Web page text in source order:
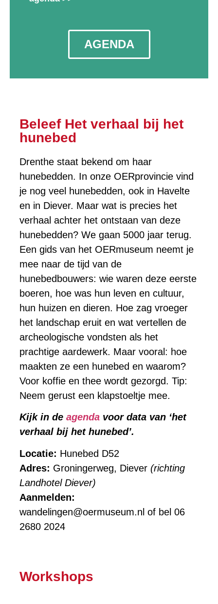
AGENDA
Beleef Het verhaal bij het
hunebed
Drenthe staat bekend om haar
hunebedden. In onze OERprovincie vind
je nog veel hunebedden, ook in Havelte
en in Diever. Maar wat is precies het
verhaal achter het ontstaan van deze
hunebedden? We gaan 5000 jaar terug.
Een gids van het OERmuseum neemt je
mee naar de tijd van de
hunebedbouwers: wie waren deze eerste
boeren, hoe was hun leven en cultuur,
hun huizen en dieren. Hoe zag vroeger
het landschap eruit en wat vertellen de
archeologische vondsten als het
prachtige aardewerk. Maar vooral: hoe
maakten ze een hunebed en waarom?
Voor koffie en thee wordt gezorgd. Tip:
Neem gerust een klapstoeltje mee.
Kijk in de agenda voor data van ‘het
verhaal bij het hunebed’.
Locatie: Hunebed D52
Adres: Groningerweg, Diever (richting
Landhotel Diever)
Aanmelden:
wandelingen@oermuseum.nl of bel 06
2680 2024
Workshops